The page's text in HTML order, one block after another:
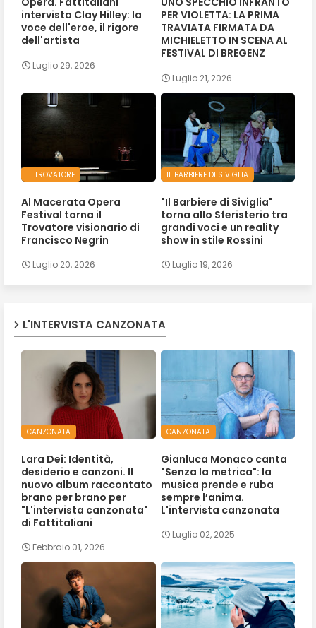
intervista Clay Hilley: la
voce dell'eroe, il rigore
dell'artista
Luglio 29, 2026
PER VIOLETTA: LA PRIMA
TRAVIATA FIRMATA DA
MICHIELETTO IN SCENA AL
FESTIVAL DI BREGENZ
Luglio 21, 2026
IL TROVATORE
Al Macerata Opera
Festival torna il
Trovatore visionario di
Francisco Negrin
Luglio 20, 2026
IL BARBIERE DI SIVIGLIA
"Il Barbiere di Siviglia"
torna allo Sferisterio tra
grandi voci e un reality
show in stile Rossini
Luglio 19, 2026
L'INTERVISTA CANZONATA
CANZONATA
Lara Dei: Identità,
desiderio e canzoni. Il
nuovo album raccontato
brano per brano per
"L'intervista canzonata"
di Fattitaliani
Febbraio 01, 2026
CANZONATA
Gianluca Monaco canta
"Senza la metrica": la
musica prende e ruba
sempre l’anima.
L'intervista canzonata
Luglio 02, 2025